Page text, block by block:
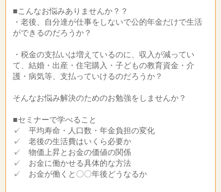
■こんなお悩みありませんか？？
・老後、自分達が仕事をしないで公的年金だけで生活
ができるのだろうか？
・税金の支払いは増えているのに、収入が減ってい
て、結婚・出産・住宅購入・子どもの教育資金・介
護・病気等、支払っていけるのだろうか？
そんなお悩み解決のためのお勉強をしませんか？
■セミナーで学べること
✓ 平均寿命・人口数・年金負担の変化
✓ 老後の生活費はいくら必要か
✓ 物価上昇とお金の価値の関係
✓ お金に働かせる具体的な方法
✓ お金が働くと〇〇年後どうなるか